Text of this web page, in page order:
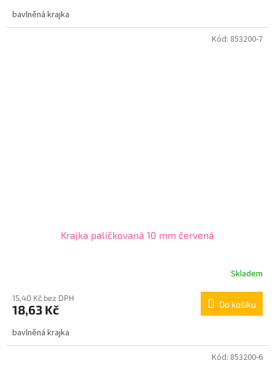
bavlněná krajka
Krajka paličkovaná 10 mm červená
Skladem
15,40 Kč bez DPH
18,63 Kč Do košíku
bavlněná krajka
Kód: 853200-7
Kód: 853200-6